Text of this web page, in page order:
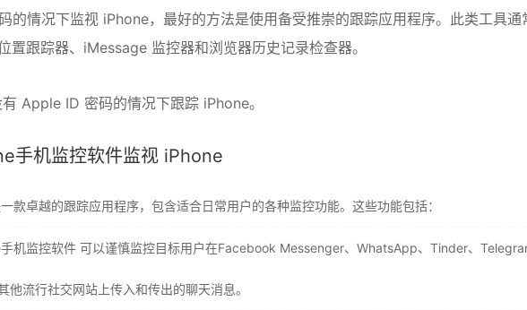
的情况下监视 iPhone，最好的方法是使用备受推崇的跟踪应用程序。此类工具通
置跟踪器、iMessage 监控器和浏览器历史记录检查器。
Apple ID 密码的情况下跟踪 iPhone。
手机监控软件监视 iPhone
款卓越的跟踪应用程序，包含适合日常用户的各种监控功能。这些功能包括：
机监控软件 可以谨慎监控目标用户在Facebook Messenger、WhatsApp、Tinder、
流行社交网站上传入和传出的聊天消息。